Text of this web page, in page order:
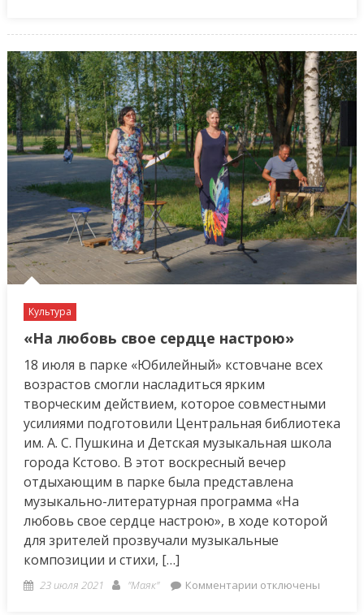
Культура
«На любовь свое сердце настрою»
18 июля в парке «Юбилейный» кстовчане всех
возрастов смогли насладиться ярким
творческим действием, которое совместными
усилиями подготовили Центральная библиотека
им. А. С. Пушкина и Детская музыкальная школа
города Кстово. В этот воскресный вечер
отдыхающим в парке была представлена
музыкально-литературная программа «На
любовь свое сердце настрою», в ходе которой
для зрителей прозвучали музыкальные
композиции и стихи, […]
Posted
23 июля 2021 Author
"Маяк" Комментариикотключены